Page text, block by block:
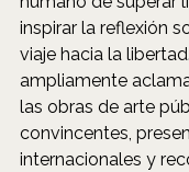
inspirar la reflexión
viaje hacia la
ampliamente
las obras de arte
convincentes,
internacionales y